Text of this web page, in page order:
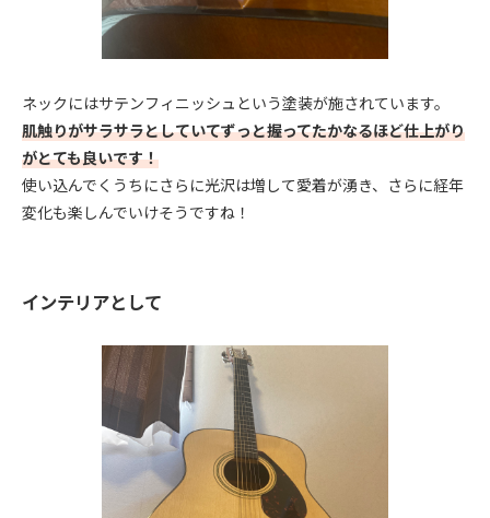
ネックにはサテンフィニッシュという塗装が施されています。
肌触りがサラサラとしていてずっと握ってたかなるほど仕上がり
がとても良いです！
使い込んでくうちにさらに光沢は増して愛着が湧き、さらに経年
変化も楽しんでいけそうですね！
インテリアとして